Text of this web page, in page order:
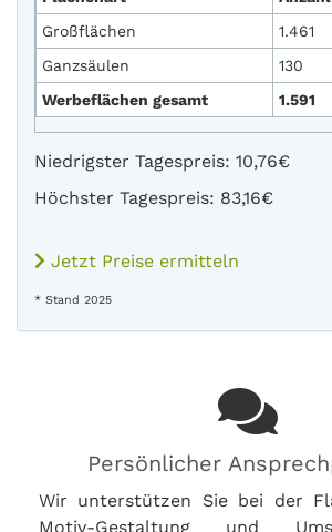
Großflächen
1.461
Ganzsäulen
130
Werbeflächen gesamt
1.591
Niedrigster Tagespreis: 10,76€
Höchster Tagespreis: 83,16€
Jetzt Preise ermitteln
* Stand 2025
Persönlicher
Wir unterstützen Sie bei der
Motiv-Gestaltung und